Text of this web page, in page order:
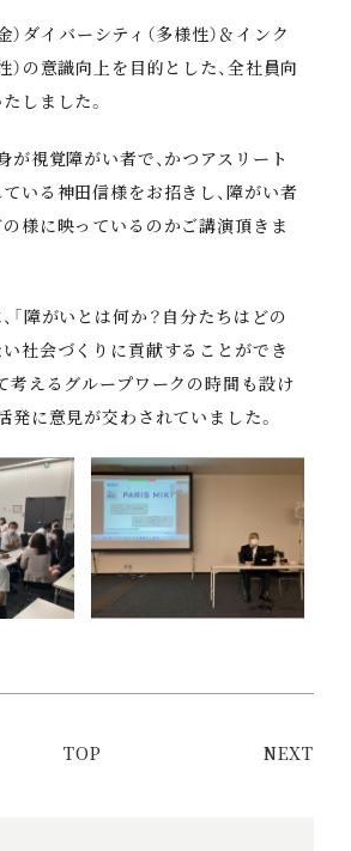
）ダイバーシティ（多様性）＆インク
）の意識向上を目的とした、全社員向
しました。
が視覚障がい者で、かつアスリート
いる神田信様をお招きし、障がい者
様に映っているのかご講演頂きま
「障がいとは何か？自分たちはどの
社会づくりに貢献することができ
考えるグループワークの時間も設け
発に意見が交わされていました。
TOP NEXT